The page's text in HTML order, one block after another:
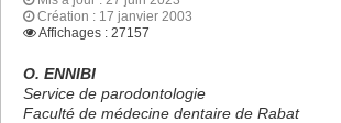
Création : 17 janvier 2003
Affichages : 27157
O. ENNIBI
Service de parodontologie
Faculté de médecine dentaire de Rabat